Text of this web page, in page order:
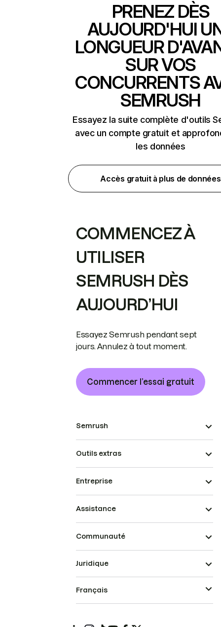
PRENEZ DÈS
AUJOURD'HUI
LONGUEUR
SUR VOS
CONCURRENTS
SEMRUSH
Essayez la suite complète d'outils
avec un compte gratuit et
les données
Accès gratuit à plus de données
COMMENCEZ À
UTILISER
SEMRUSH DÈS
AUJOURD’HUI
Essayez Semrush pendant sept
jours. Annulez à tout moment.
Commencer l’essai gratuit
Semrush
Outils extras
Entreprise
Assistance
Communauté
Juridique
Français